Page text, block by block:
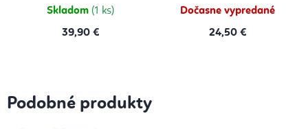
Skladom (1 ks)
39,90 €
Dočasne vypredané
24,50 €
Podobné produkty